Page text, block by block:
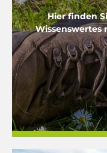
Hier finden
Wissenswertes